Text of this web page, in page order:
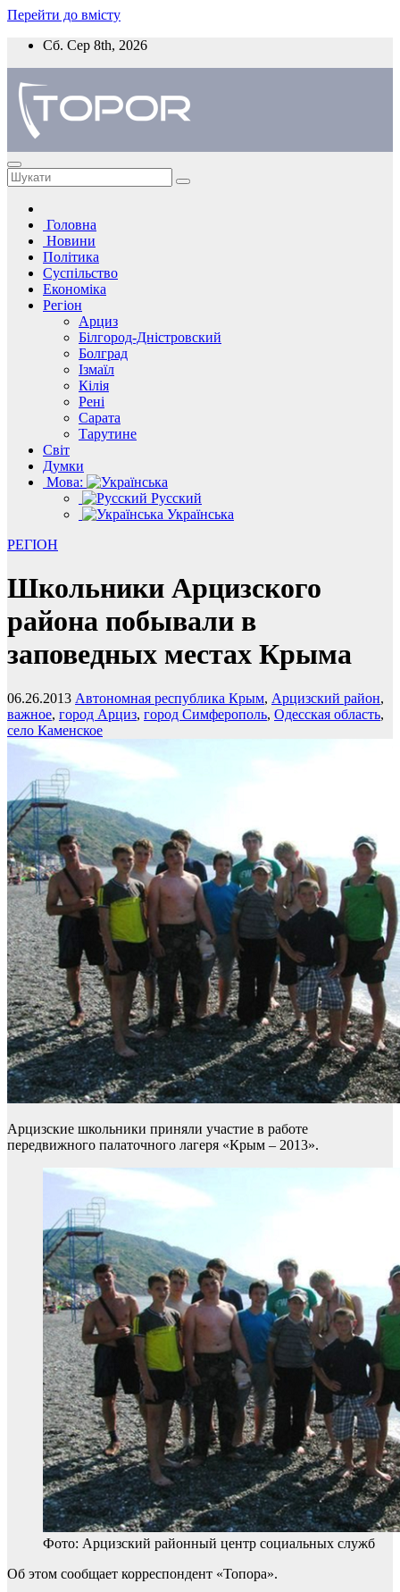
Перейти до вмісту
Сб. Сер 8th, 2026
Головна
Новини
Політика
Суспільство
Економіка
Регіон
Арциз
Білгород-Дністровский
Болград
Ізмаїл
Кілія
Рені
Сарата
Тарутине
Світ
Думки
Мова:
Русский
Українська
РЕГІОН
Школьники Арцизского
района побывали в
заповедных местах Крыма
06.26.2013 Автономная республика Крым, Арцизский район,
важное, город Арциз, город Симферополь, Одесская область,
село Каменское
Арцизские школьники приняли участие в работе
передвижного палаточного лагеря «Крым – 2013».
Фото: Арцизский районный центр социальных служб
Об этом сообщает корреспондент «Топора».